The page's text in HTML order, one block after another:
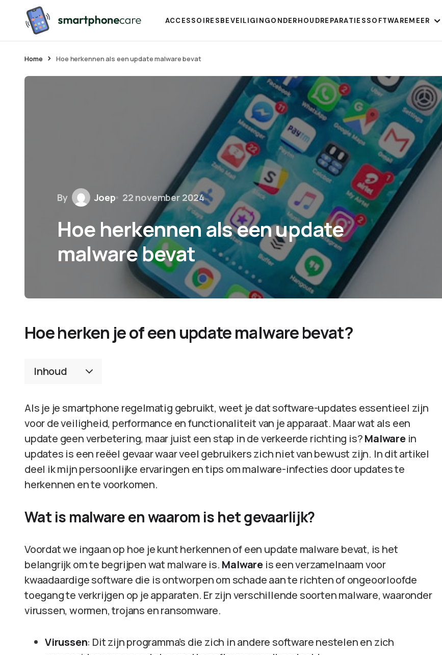
ACCESSOIRESBEVEILIGINGONDERHOUDREPARATIESSOFTWAREMEER
Home Hoe herkennen als een update malware bevat
By Joep 22 november 2024
Hoe herkennen als een update
malware bevat
Hoe herken je of een update malware bevat?
Inhoud
Als je je smartphone regelmatig gebruikt, weet je dat software-updates essentieel zijn
voor de veiligheid, performance en functionaliteit van je apparaat. Maar wat als een
update geen verbetering, maar juist een stap in de verkeerde richting is?Malwarein
updates is een reëel gevaar waar veel gebruikers zich niet van bewust zijn. In dit artikel
deel ik mijn persoonlijke ervaringen en tips om malware-infecties door updates te
herkennen en te voorkomen.
Wat is malware en waarom is het gevaarlijk?
Voordat we ingaan op hoe je kunt herkennen of een update malware bevat, is het
belangrijk om te begrijpen wat malware is. Malware is een verzamelnaam voor
kwaadaardige software die is ontworpen om schade aan te richten of ongeoorloofde
toegang te verkrijgen op je apparaten. Er zijn verschillende soorten malware, waaronder
virussen, wormen, trojans en ransomware.
Virussen: Dit zijn programma’s die zich in andere software nestelen en zich